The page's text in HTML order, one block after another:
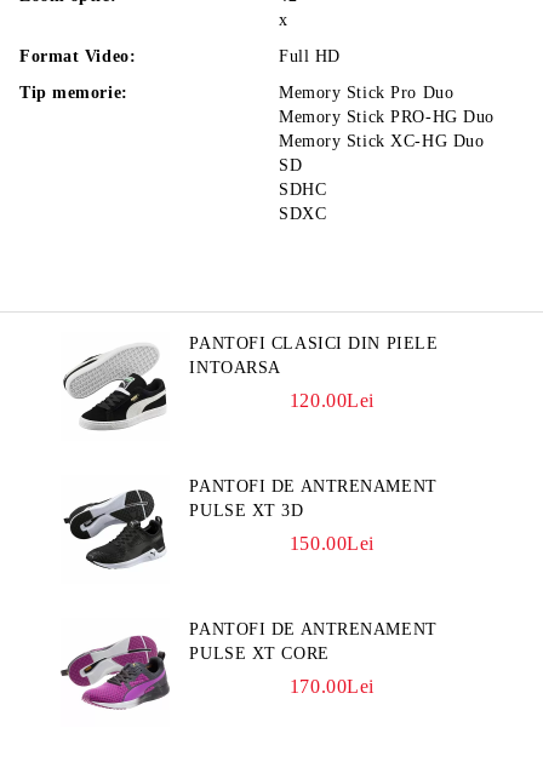
x
Format Video:
Full HD
Tip memorie:
Memory Stick Pro Duo
Memory Stick PRO-HG Duo
Memory Stick XC-HG Duo
SD
SDHC
SDXC
PANTOFI CLASICI DIN PIELE
INTOARSA
120.00Lei
PANTOFI DE ANTRENAMENT
PULSE XT 3D
150.00Lei
PANTOFI DE ANTRENAMENT
PULSE XT CORE
170.00Lei